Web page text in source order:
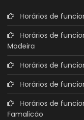
Horários de
Horários de
Madeira
Horários de
Horários de
Horários de
Famalicão